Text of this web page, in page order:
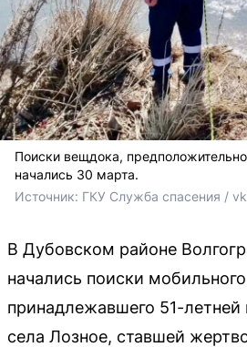
Поиски вещдока,
начались 30 марта.
Источник: ГКУ Служба спасения /
В Дубовском районе
начались поиски
принадлежавшего 51-летней
села Лозное, ставшей